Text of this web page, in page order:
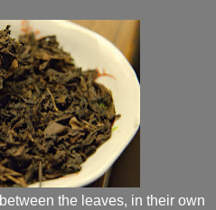
the leaves, in their own